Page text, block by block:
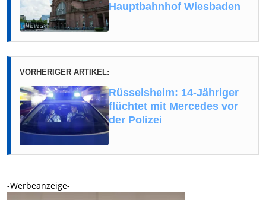
Hauptbahnhof Wiesbaden
VORHERIGER ARTIKEL:
Rüsselsheim: 14-Jähriger
flüchtet mit Mercedes vor
der Polizei
-Werbeanzeige-